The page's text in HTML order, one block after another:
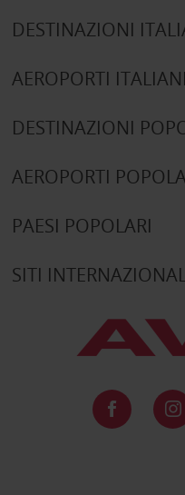
DESTINAZIONI
AEROPORTI
DESTINAZIONI
AEROPORTI
PAESI POPOLARI
SITI